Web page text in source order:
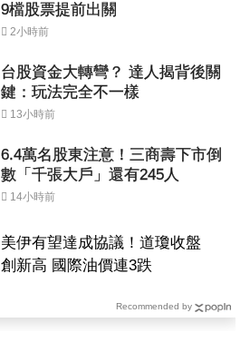
9檔股票提前出關
2小時前
台股資金大轉彎？ 達人揭背後關
鍵：玩法完全不一樣
13小時前
6.4萬名股東注意！三商壽下市倒
數「千張大戶」還有245人
14小時前
美伊有望達成協議！道瓊收盤
創新高 國際油價連3跌
Recommended by